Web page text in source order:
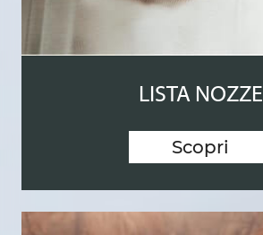
LISTA NOZZE
Scopri